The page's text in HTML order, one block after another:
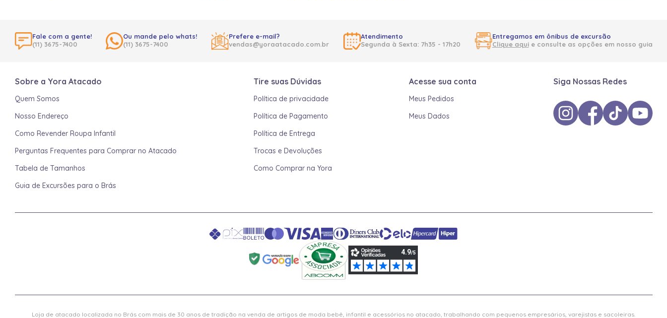
Fale com a gente!
(11) 3675-7400
Ou mande pelo whats!
(11) 3675-7400
Prefere e-mail?
vendas@yoraatacado.com.br
Atendimento
Segunda à Sexta: 7h35 - 17h20
Entregamos em ônibus de excursão
Clique aquie consulte as opções em nosso guia
Sobre a Yora Atacado
Quem Somos
Nosso Endereço
Como Revender Roupa Infantil
Perguntas Frequentes para Comprar no Atacado
Tabela de Tamanhos
Guia de Excursões para o Brás
Tire suas Dúvidas
Política de privacidade
Política de Pagamento
Política de Entrega
Trocas e Devoluções
Como Comprar na Yora
Acesse sua conta
Meus Pedidos
Meus Dados
Siga Nossas Redes
Loja de atacado localizada no Brás com mais de 30 anos de tradição na venda de artigos de moda bebê, infantil e acessórios no atacado, trabalhando com pequenos empresários, varejistas e sacoleiras.